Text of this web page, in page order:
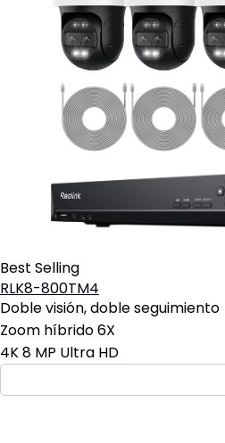
Best Selling
RLK8-800TM4
Doble visión, doble seguimiento
Zoom híbrido 6X
4K 8 MP Ultra HD